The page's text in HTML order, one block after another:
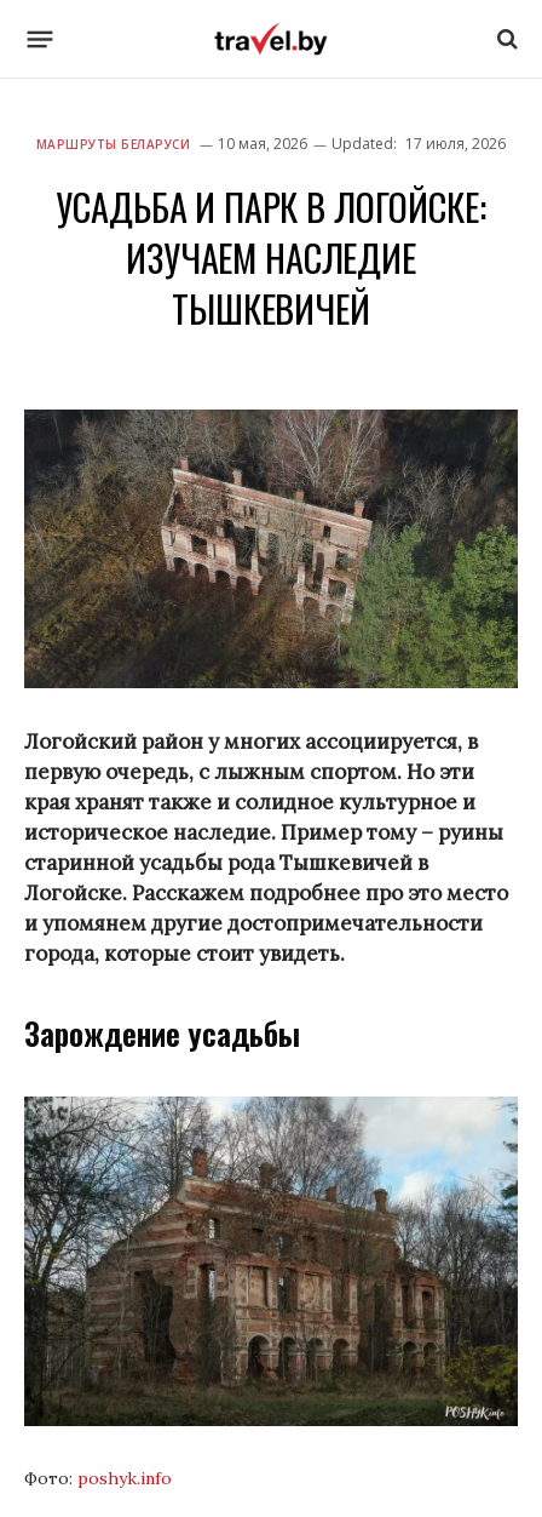
МАРШРУТЫ БЕЛАРУСИ 10 мая, 2026 Updated: 17 июля, 2026
УСАДЬБА И ПАРК В ЛОГОЙСКЕ:
ИЗУЧАЕМ НАСЛЕДИЕ
ТЫШКЕВИЧЕЙ
Логойский район у многих ассоциируется, в
первую очередь, с лыжным спортом. Но эти
края хранят также и солидное культурное и
историческое наследие. Пример тому – руины
старинной усадьбы рода Тышкевичей в
Логойске. Расскажем подробнее про это место
и упомянем другие достопримечательности
города, которые стоит увидеть.
Зарождение усадьбы
Фото: poshyk.info